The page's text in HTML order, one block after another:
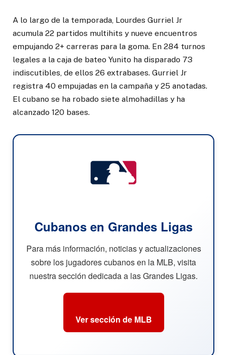
A lo largo de la temporada, Lourdes Gurriel Jr
acumula 22 partidos multihits y nueve encuentros
empujando 2+ carreras para la goma. En 284 turnos
legales a la caja de bateo Yunito ha disparado 73
indiscutibles, de ellos 26 extrabases. Gurriel Jr
registra 40 empujadas en la campaña y 25 anotadas.
El cubano se ha robado siete almohadillas y ha
alcanzado 120 bases.
Cubanos en Grandes Ligas
Para más información, noticias y actualizaciones
sobre los jugadores cubanos en la MLB, visita
nuestra sección dedicada a las Grandes Ligas.
Ver sección de MLB